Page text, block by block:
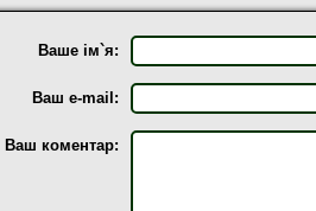
Ваше ім`я:
Ваш e-mail:
Ваш коментар: